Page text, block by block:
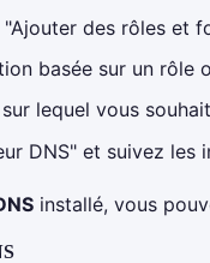
"Ajouter des rôles et
basée sur un rôle
lequel vous
DNS" et suivez les
installé, vous